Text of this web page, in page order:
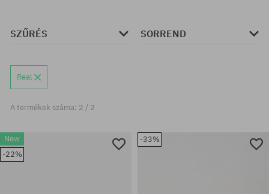
SZŰRÉS SORREND
Real
A termékek száma: 2 / 2
New
-22%
-33%